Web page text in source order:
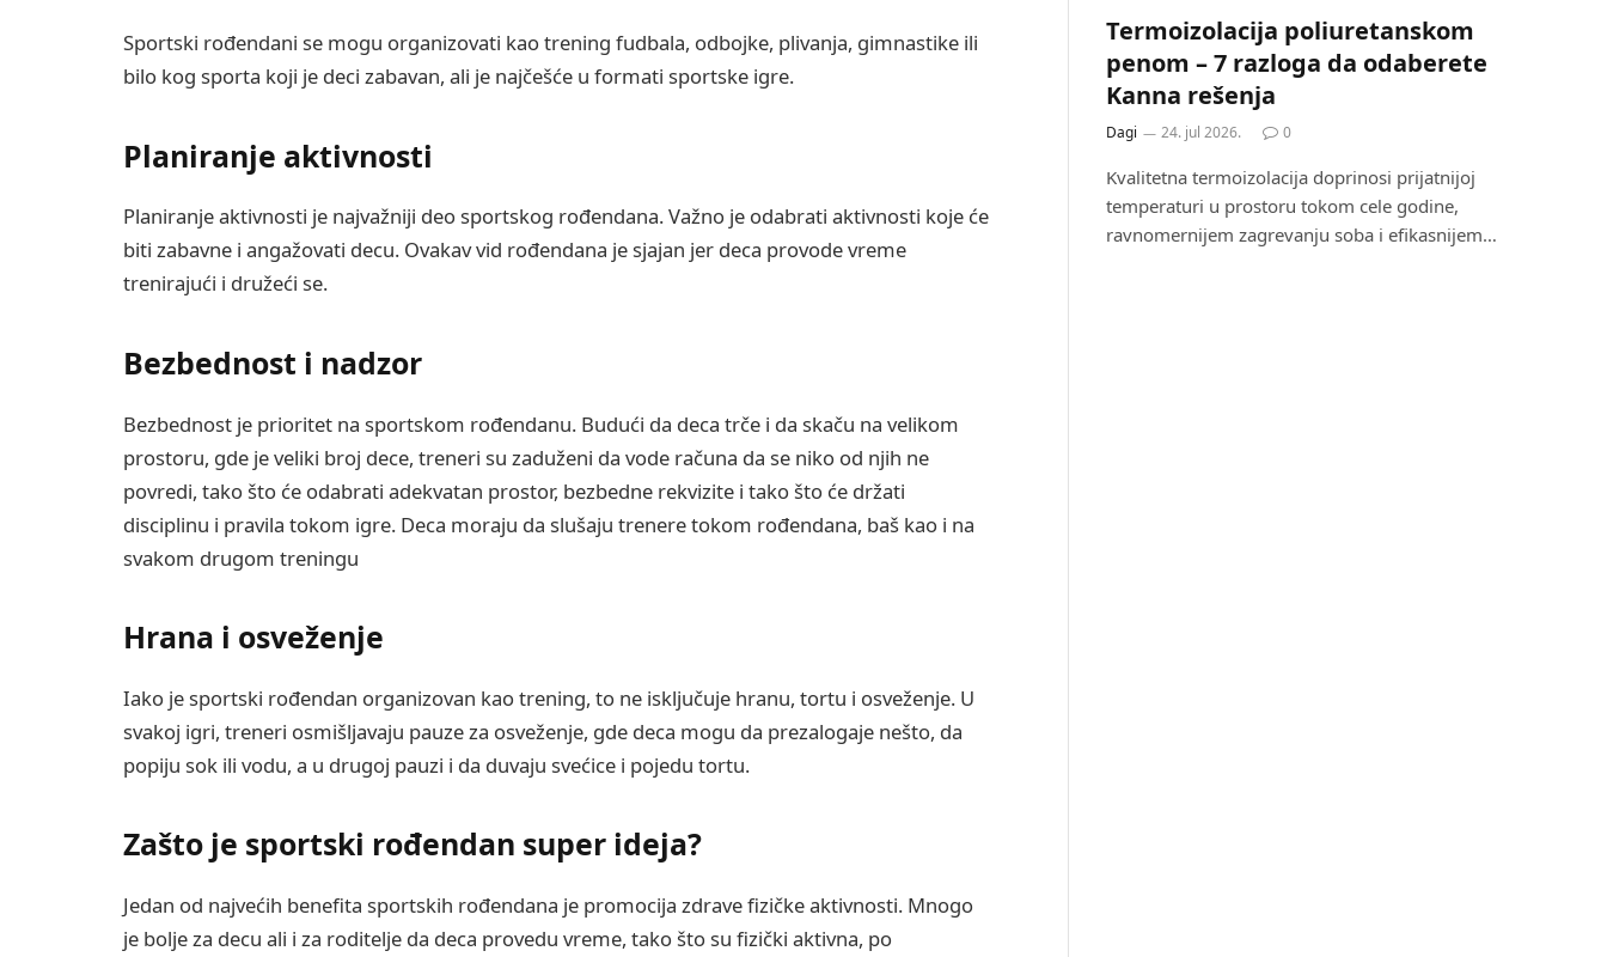
Sportski rođendani se mogu organizovati kao trening fudbala, odbojke, plivanja, gimnastike ili
bilo kog sporta koji je deci zabavan, ali je najčešće u formati sportske igre.
Planiranje aktivnosti
Planiranje aktivnosti je najvažniji deo sportskog rođendana. Važno je odabrati aktivnosti koje će
biti zabavne i angažovati decu. Ovakav vid rođendana je sjajan jer deca provode vreme
trenirajući i družeći se.
Bezbednost i nadzor
Bezbednost je prioritet na sportskom rođendanu. Budući da deca trče i da skaču na velikom
prostoru, gde je veliki broj dece, treneri su zaduženi da vode računa da se niko od njih ne
povredi, tako što će odabrati adekvatan prostor, bezbedne rekvizite i tako što će držati
disciplinu i pravila tokom igre. Deca moraju da slušaju trenere tokom rođendana, baš kao i na
svakom drugom treningu
Hrana i osveženje
Iako je sportski rođendan organizovan kao trening, to ne isključuje hranu, tortu i osveženje. U
svakoj igri, treneri osmišljavaju pauze za osveženje, gde deca mogu da prezalogaje nešto, da
popiju sok ili vodu, a u drugoj pauzi i da duvaju svećice i pojedu tortu.
Zašto je sportski rođendan super ideja?
Jedan od najvećih benefita sportskih rođendana je promocija zdrave fizičke aktivnosti. Mnogo
je bolje za decu ali i za roditelje da deca provedu vreme, tako što su fizički aktivna, po
Termoizolacija poliuretanskom
penom – 7 razloga da odaberete
Kanna rešenja
Dagi 24. jul 2026. 0
Kvalitetna termoizolacija doprinosi prijatnijoj
temperaturi u prostoru tokom cele godine,
ravnomernijem zagrevanju soba i efikasnijem…